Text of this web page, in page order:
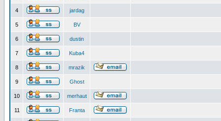
4 jardag
5 BV
6 dustin
7 Kuba4
8 mrazik
9 Ghost
10 merhaut
11 Franta